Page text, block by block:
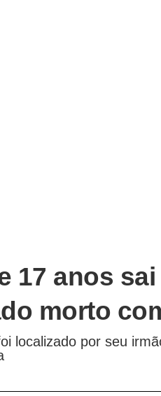
17 anos
morto
localizado por seu